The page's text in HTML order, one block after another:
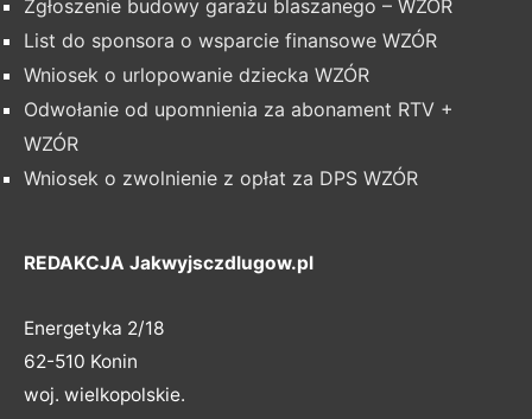
Zgłoszenie budowy garażu blaszanego – WZÓR
List do sponsora o wsparcie finansowe WZÓR
Wniosek o urlopowanie dziecka WZÓR
Odwołanie od upomnienia za abonament RTV +
WZÓR
Wniosek o zwolnienie z opłat za DPS WZÓR
REDAKCJA Jakwyjsczdlugow.pl
Energetyka 2/18
62-510 Konin
woj. wielkopolskie.